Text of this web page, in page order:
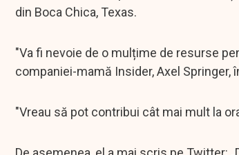
din Boca Chica, Texas.
"Va fi nevoie de o mulțime de resurse
companiei-mamă Insider, Axel Springer,
"Vreau să pot contribui cât mai mult la